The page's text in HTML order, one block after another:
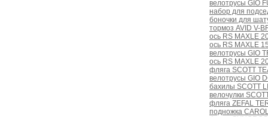
велотрусы GIO
набор для
боночки для
тормоз AVID V-
ось RS MAXLE
ось RS MAXLE
велотрусы GIO
ось RS MAXLE
фляга SCOTT
велотрусы GIO
бахилы SCOTT
велочулки
фляга ZEFAL
подножка